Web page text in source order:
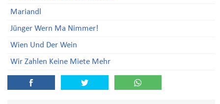
Mariandl
Jünger Wern Ma Nimmer!
Wien Und Der Wein
Wir Zahlen Keine Miete Mehr